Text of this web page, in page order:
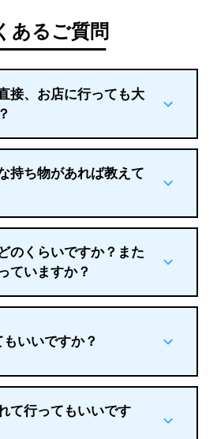
あるご質問
接、お店に行っても大
+
持ち物があれば教えて
+
のくらいですか？また
ていますか？
+
いいですか？ +
て行ってもいいです
+